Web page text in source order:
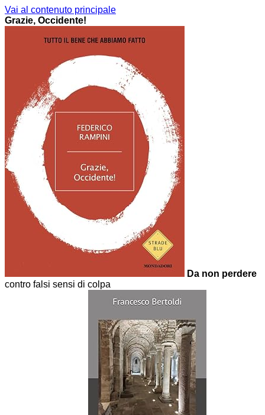
Vai al contenuto principale
Grazie, Occidente!
Da non perdere
contro falsi sensi di colpa